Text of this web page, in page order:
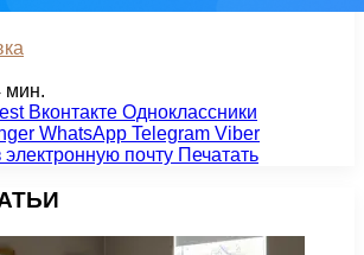
мин.
Вконтакте Одноклассники
WhatsApp Telegram Viber
почту Печатать